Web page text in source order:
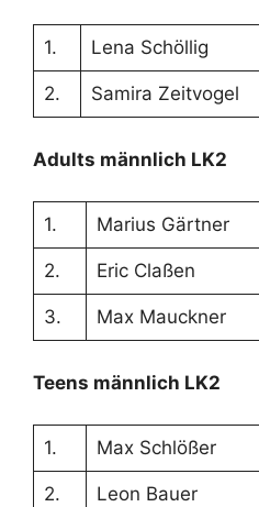
1. Lena Schöllig
2. Samira Zeitvogel
Adults männlich LK2
1. Marius Gärtner
2. Eric Claßen
3. Max Mauckner
Teens männlich LK2
1. Max Schlößer
2. Leon Bauer